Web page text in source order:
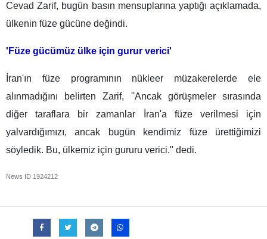
Cevad Zarif, bugün basın mensuplarına yaptığı açıklamada,
ülkenin füze gücüne değindi.
'Füze gücümüz ülke için gurur verici'
İran'ın füze programının nükleer müzakerelerde ele
alınmadığını belirten Zarif, ''Ancak görüşmeler sırasında
diğer taraflara bir zamanlar İran'a füze verilmesi için
yalvardığımızı, ancak bugün kendimiz füze ürettiğimizi
söyledik. Bu, ülkemiz için gururu verici." dedi.
News ID 1924212